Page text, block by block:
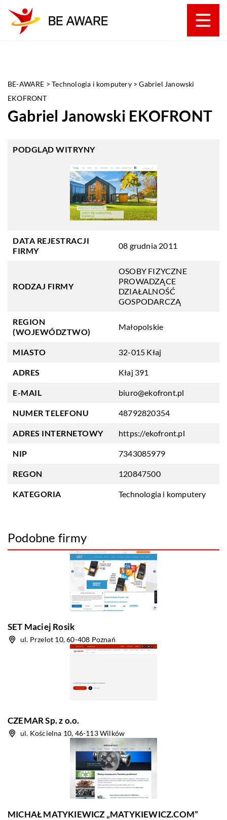
BE-AWARE >Technologia i komputery>Gabriel Janowski
EKOFRONT
Gabriel Janowski EKOFRONT
PODGLĄD WITRYNY
DATA REJESTRACJI
FIRMY
08 grudnia 2011
RODZAJ FIRMY
OSOBY FIZYCZNE
PROWADZĄCE
DZIAŁALNOŚĆ
GOSPODARCZĄ
REGION
(WOJEWÓDZTWO)
Małopolskie
MIASTO 32-015 Kłaj
ADRES Kłaj 391
E-MAIL biuro@ekofront.pl
NUMER TELEFONU 48792820354
ADRES INTERNETOWY https://ekofront.pl
NIP 7343085979
REGON 120847500
KATEGORIA Technologia i komputery
Podobne firmy
SET Maciej Rosik
ul. Przelot 10, 60-408 Poznań
CZEMAR Sp. z o.o.
ul. Kościelna 10, 46-113 Wilków
MICHAŁ MATYKIEWICZ „MATYKIEWICZ.COM”